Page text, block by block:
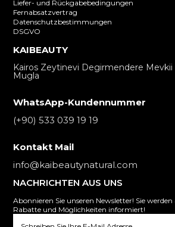
Liefer- und Rückgabebedingungen
Fernabsatzvertrag
Datenschutzbestimmungen
DSGVO
KAIBEAUTY
Kairos Zeytinevi Degirmendere Mevkii
Mugla
WhatsApp-Kundennummer
(+90) 533 039 19 19
Kontakt Mail
info@kaibeautynatural.com
NACHRICHTEN AUS UNS
Abonnieren Sie unseren Newsletter! Sie werden
Rabatte und Möglichkeiten informiert!